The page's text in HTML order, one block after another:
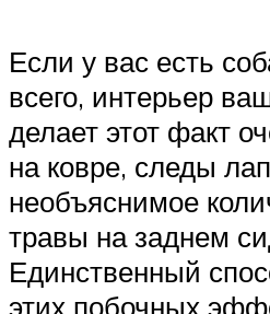
Если у вас есть
всего, интерьер
делает этот факт
на ковре, следы
необъяснимое
травы на заднем
Единственный
этих побочных